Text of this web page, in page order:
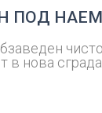
ПОД
в нова сграда